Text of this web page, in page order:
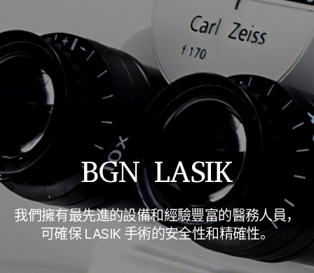
BGN LASIK
我們擁有最先進的設備和經驗豐富的醫務人員，
可確保 LASIK 手術的安全性和精確性。